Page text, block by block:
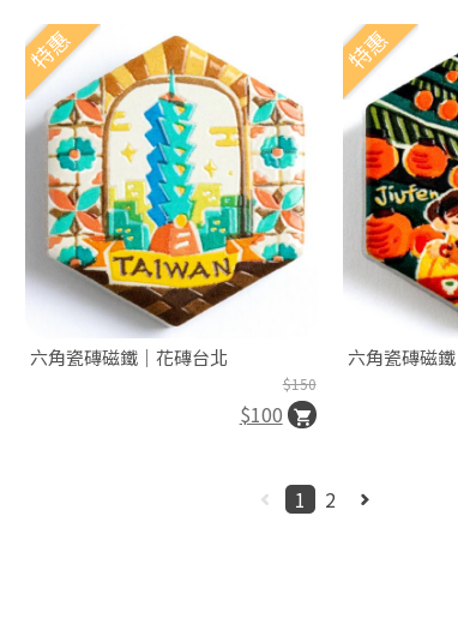
特惠
六角瓷磚磁鐵｜花磚台北
$150
$100
特惠
六角瓷磚磁
1 2